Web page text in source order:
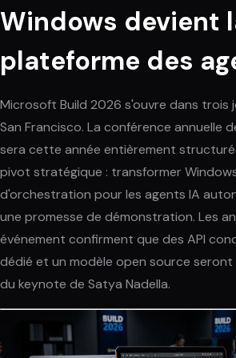
Windows devient
plateforme des
Microsoft Build 2026 s'ouvre dans trois
San Francisco. La conférence annuelle
sera cette année entièrement
pivot stratégique : transformer
d'orchestration pour les agents IA
une promesse de démonstration. Les
événement confirment que des API
dédié et un modèle open source seront
du keynote de Satya Nadella.